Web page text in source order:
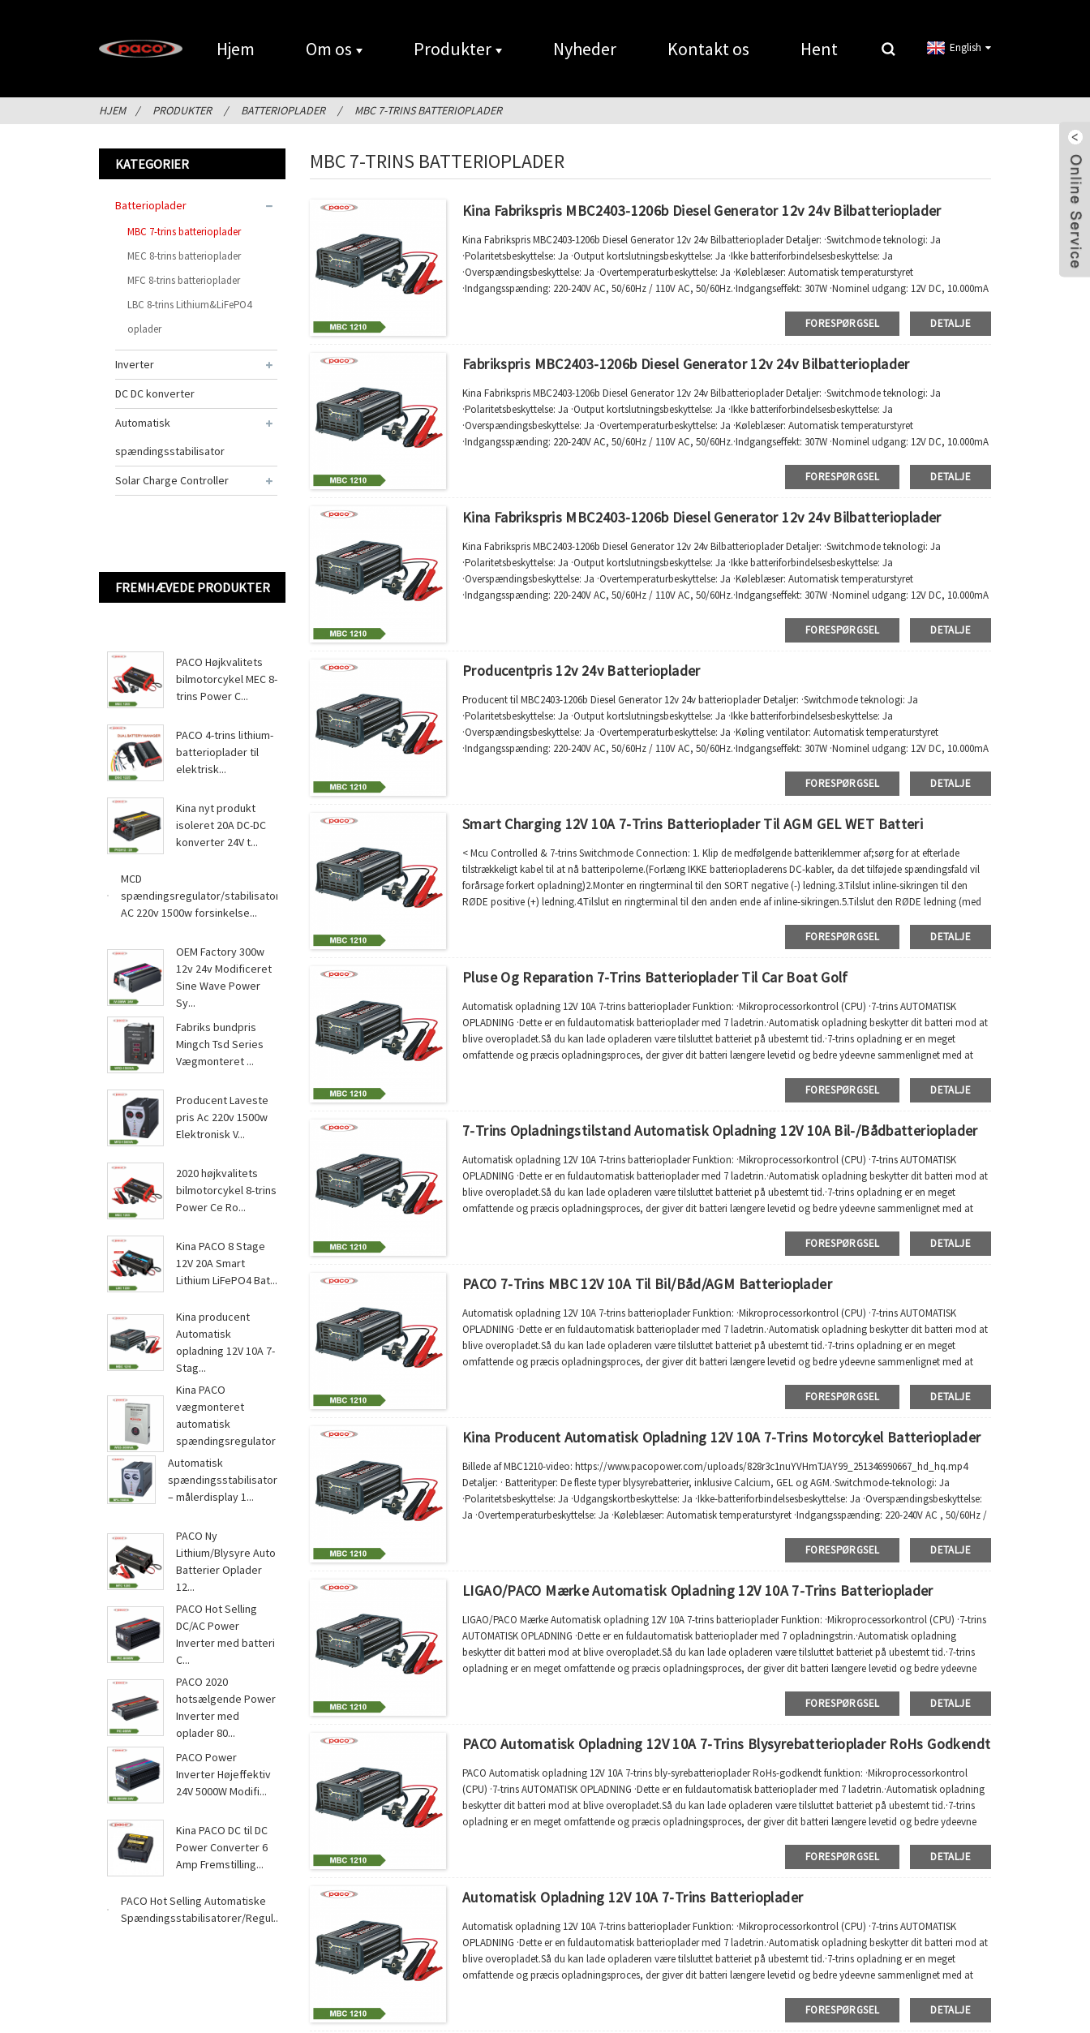
Hjem Om os Produkter Nyheder Kontakt os Hent English
HJEM PRODUKTER BATTERIOPLADER MBC 7-TRINS BATTERIOPLADER
KATEGORIER
Batterioplader
MBC 7-trins batterioplader
MEC 8-trins batterioplader
MFC 8-trins batterioplader
LBC 8-trins Lithium&LiFePO4
oplader
Inverter
DC DC konverter
Automatisk
spændingsstabilisator
Solar Charge Controller
FREMHÆVEDE PRODUKTER
PACO Højkvalitets
bilmotorcykel MEC 8-
trins Power C...
PACO 4-trins lithium-
batterioplader til
elektrisk...
Kina nyt produkt
isoleret 20A DC-DC
konverter 24V t...
MCD
spændingsregulator/stabilisator
AC 220v 1500w forsinkelse...
OEM Factory 300w
12v 24v Modificeret
Sine Wave Power
Sy...
Fabriks bundpris
Mingch Tsd Series
Vægmonteret ...
Producent Laveste
pris Ac 220v 1500w
Elektronisk V...
2020 højkvalitets
bilmotorcykel 8-trins
Power Ce Ro...
Kina PACO 8 Stage
12V 20A Smart
Lithium LiFePO4 Bat...
Kina producent
Automatisk
opladning 12V 10A 7-
Stag...
Kina PACO
vægmonteret
automatisk
spændingsregulator
...
Automatisk
spændingsstabilisator
– målerdisplay 1...
PACO Ny
Lithium/Blysyre Auto
Batterier Oplader
12...
PACO Hot Selling
DC/AC Power
Inverter med batteri
C...
PACO 2020
hotsælgende Power
Inverter med
oplader 80...
PACO Power
Inverter Højeffektiv
24V 5000W Modifi...
Kina PACO DC til DC
Power Converter 6
Amp Fremstilling...
PACO Hot Selling Automatiske
Spændingsstabilisatorer/Regul...
MBC 7-TRINS BATTERIOPLADER
Kina Fabrikspris MBC2403-1206b Diesel Generator 12v 24v Bilbatterioplader
Kina Fabrikspris MBC2403-1206b Diesel Generator 12v 24v Bilbatterioplader Detaljer: ·Switchmode teknologi: Ja
·Polaritetsbeskyttelse: Ja ·Output kortslutningsbeskyttelse: Ja ·Ikke batteriforbindelsesbeskyttelse: Ja
·Overspændingsbeskyttelse: Ja ·Overtemperaturbeskyttelse: Ja ·Køleblæser: Automatisk temperaturstyret
·Indgangsspænding: 220-240V AC, 50/60Hz / 110V AC, 50/60Hz.·Indgangseffekt: 307W ·Nominel udgang: 12V DC, 10.000mA
FORESPØRGSEL
DETALJE
Fabrikspris MBC2403-1206b Diesel Generator 12v 24v Bilbatterioplader
Kina Fabrikspris MBC2403-1206b Diesel Generator 12v 24v Bilbatterioplader Detaljer: ·Switchmode teknologi: Ja
·Polaritetsbeskyttelse: Ja ·Output kortslutningsbeskyttelse: Ja ·Ikke batteriforbindelsesbeskyttelse: Ja
·Overspændingsbeskyttelse: Ja ·Overtemperaturbeskyttelse: Ja ·Køleblæser: Automatisk temperaturstyret
·Indgangsspænding: 220-240V AC, 50/60Hz / 110V AC, 50/60Hz.·Indgangseffekt: 307W ·Nominel udgang: 12V DC, 10.000mA
FORESPØRGSEL
DETALJE
Kina Fabrikspris MBC2403-1206b Diesel Generator 12v 24v Bilbatterioplader
Kina Fabrikspris MBC2403-1206b Diesel Generator 12v 24v Bilbatterioplader Detaljer: ·Switchmode teknologi: Ja
·Polaritetsbeskyttelse: Ja ·Output kortslutningsbeskyttelse: Ja ·Ikke batteriforbindelsesbeskyttelse: Ja
·Overspændingsbeskyttelse: Ja ·Overtemperaturbeskyttelse: Ja ·Køleblæser: Automatisk temperaturstyret
·Indgangsspænding: 220-240V AC, 50/60Hz / 110V AC, 50/60Hz.·Indgangseffekt: 307W ·Nominel udgang: 12V DC, 10.000mA
FORESPØRGSEL
DETALJE
Producentpris 12v 24v Batterioplader
Producent til MBC2403-1206b Diesel Generator 12v 24v batterioplader Detaljer: ·Switchmode teknologi: Ja
·Polaritetsbeskyttelse: Ja ·Output kortslutningsbeskyttelse: Ja ·Ikke batteriforbindelsesbeskyttelse: Ja
·Overspændingsbeskyttelse: Ja ·Overtemperaturbeskyttelse: Ja ·Køling ventilator: Automatisk temperaturstyret
·Indgangsspænding: 220-240V AC, 50/60Hz / 110V AC, 50/60Hz.·Indgangseffekt: 307W ·Nominel udgang: 12V DC, 10.000mA
FORESPØRGSEL
DETALJE
Smart Charging 12V 10A 7-Trins Batterioplader Til AGM GEL WET Batteri
< Mcu Controlled & 7-trins Switchmode Connection: 1. Klip de medfølgende batteriklemmer af;sørg for at efterlade
tilstrækkeligt kabel til at nå batteripolerne.(Forlæng IKKE batteriopladerens DC-kabler, da det tilføjede spændingsfald vil
forårsage forkert opladning)2.Monter en ringterminal til den SORT negative (-) ledning.3.Tilslut inline-sikringen til den
RØDE positive (+) ledning.4.Tilslut en ringterminal til den anden ende af inline-sikringen.5.Tilslut den RØDE ledning (med
FORESPØRGSEL
DETALJE
Pluse Og Reparation 7-Trins Batterioplader Til Car Boat Golf
Automatisk opladning 12V 10A 7-trins batterioplader Funktion: ·Mikroprocessorkontrol (CPU) ·7-trins AUTOMATISK
OPLADNING ·Dette er en fuldautomatisk batterioplader med 7 ladetrin.·Automatisk opladning beskytter dit batteri mod at
blive overopladet.Så du kan lade opladeren være tilsluttet batteriet på ubestemt tid.·7-trins opladning er en meget
omfattende og præcis opladningsproces, der giver dit batteri længere levetid og bedre ydeevne sammenlignet med at
FORESPØRGSEL
DETALJE
7-Trins Opladningstilstand Automatisk Opladning 12V 10A Bil-/bådbatterioplader
Automatisk opladning 12V 10A 7-trins batterioplader Funktion: ·Mikroprocessorkontrol (CPU) ·7-trins AUTOMATISK
OPLADNING ·Dette er en fuldautomatisk batterioplader med 7 ladetrin.·Automatisk opladning beskytter dit batteri mod at
blive overopladet.Så du kan lade opladeren være tilsluttet batteriet på ubestemt tid.·7-trins opladning er en meget
omfattende og præcis opladningsproces, der giver dit batteri længere levetid og bedre ydeevne sammenlignet med at
FORESPØRGSEL
DETALJE
PACO 7-Trins MBC 12V 10A Til Bil/båd/AGM Batterioplader
Automatisk opladning 12V 10A 7-trins batterioplader Funktion: ·Mikroprocessorkontrol (CPU) ·7-trins AUTOMATISK
OPLADNING ·Dette er en fuldautomatisk batterioplader med 7 ladetrin.·Automatisk opladning beskytter dit batteri mod at
blive overopladet.Så du kan lade opladeren være tilsluttet batteriet på ubestemt tid.·7-trins opladning er en meget
omfattende og præcis opladningsproces, der giver dit batteri længere levetid og bedre ydeevne sammenlignet med at
FORESPØRGSEL
DETALJE
Kina Producent Automatisk Opladning 12V 10A 7-Trins Motorcykel Batterioplader
Billede af MBC1210-video: https://www.pacopower.com/uploads/828r3c1nuYVHmTJAY99_251346990667_hd_hq.mp4
Detaljer: · Batterityper: De fleste typer blysyrebatterier, inklusive Calcium, GEL og AGM.·Switchmode-teknologi: Ja
·Polaritetsbeskyttelse: Ja ·Udgangskortbeskyttelse: Ja ·Ikke-batteriforbindelsesbeskyttelse: Ja ·Overspændingsbeskyttelse:
Ja ·Overtemperaturbeskyttelse: Ja ·Køleblæser: Automatisk temperaturstyret ·Indgangsspænding: 220-240V AC , 50/60Hz /
FORESPØRGSEL
DETALJE
LIGAO/PACO Mærke Automatisk Opladning 12V 10A 7-Trins Batterioplader
LIGAO/PACO Mærke Automatisk opladning 12V 10A 7-trins batterioplader Funktion: ·Mikroprocessorkontrol (CPU) ·7-trins
AUTOMATISK OPLADNING ·Dette er en fuldautomatisk batterioplader med 7 opladningstrin.·Automatisk opladning
beskytter dit batteri mod at blive overopladet.Så du kan lade opladeren være tilsluttet batteriet på ubestemt tid.·7-trins
opladning er en meget omfattende og præcis opladningsproces, der giver dit batteri længere levetid og bedre ydeevne
FORESPØRGSEL
DETALJE
PACO Automatisk Opladning 12V 10A 7-Trins Blysyrebatterioplader RoHs Godkendt
PACO Automatisk opladning 12V 10A 7-trins bly-syrebatterioplader RoHs-godkendt funktion: ·Mikroprocessorkontrol
(CPU) ·7-trins AUTOMATISK OPLADNING ·Dette er en fuldautomatisk batterioplader med 7 ladetrin.·Automatisk opladning
beskytter dit batteri mod at blive overopladet.Så du kan lade opladeren være tilsluttet batteriet på ubestemt tid.·7-trins
opladning er en meget omfattende og præcis opladningsproces, der giver dit batteri længere levetid og bedre ydeevne
FORESPØRGSEL
DETALJE
Automatisk Opladning 12V 10A 7-Trins Batterioplader
Automatisk opladning 12V 10A 7-trins batterioplader Funktion: ·Mikroprocessorkontrol (CPU) ·7-trins AUTOMATISK
OPLADNING ·Dette er en fuldautomatisk batterioplader med 7 ladetrin.·Automatisk opladning beskytter dit batteri mod at
blive overopladet.Så du kan lade opladeren være tilsluttet batteriet på ubestemt tid.·7-trins opladning er en meget
omfattende og præcis opladningsproces, der giver dit batteri længere levetid og bedre ydeevne sammenlignet med at
FORESPØRGSEL
DETALJE